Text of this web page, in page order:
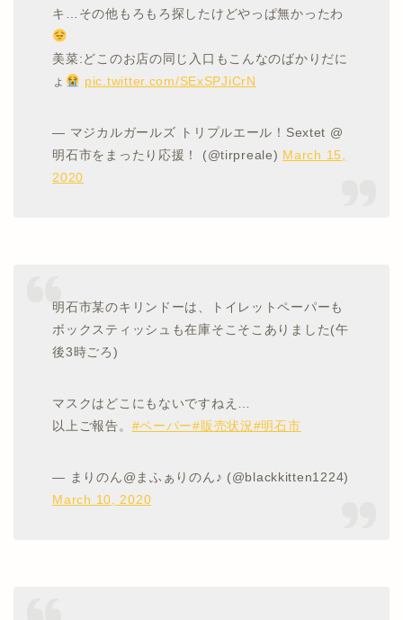
キ…その他もろもろ探したけどやっぱ無かったわ
美菜:どこのお店の同じ入口もこんなのばかりだに
ょ
pic.twitter.com/SExSPJiCrN
— マジカルガールズ トリプルエール！Sextet @
明石市をまったり応援！ (@tirpreale) March 15,
2020
明石市某のキリンドーは、トイレットペーパーも
ボックスティッシュも在庫そこそこありました(午
後3時ごろ)
マスクはどこにもないですねえ…
以上ご報告。 #ペーパー#販売状況#明石市
— まりのん@まふぁりのん♪ (@blackkitten1224)
March 10, 2020